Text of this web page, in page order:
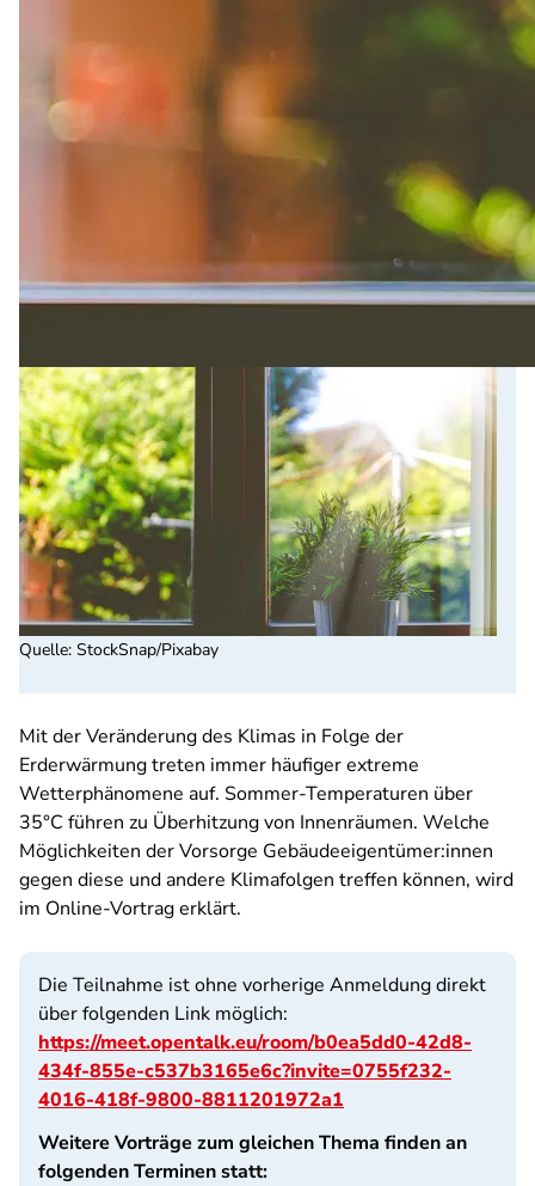
Quelle: StockSnap/Pixabay
Mit der Veränderung des Klimas in Folge der
Erderwärmung treten immer häufiger extreme
Wetterphänomene auf. Sommer-Temperaturen über
35°C führen zu Überhitzung von Innenräumen. Welche
Möglichkeiten der Vorsorge Gebäudeeigentümer:innen
gegen diese und andere Klimafolgen treffen können, wird
im Online-Vortrag erklärt.
Die Teilnahme ist ohne vorherige Anmeldung direkt
über folgenden Link möglich:
https://meet.opentalk.eu/room/b0ea5dd0-42d8-
434f-855e-c537b3165e6c?invite=0755f232-
4016-418f-9800-8811201972a1
Weitere Vorträge zum gleichen Thema finden an
folgenden Terminen statt: